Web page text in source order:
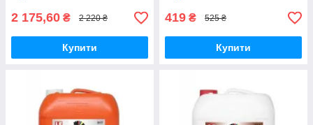
2 175,60 ₴ 2 220 ₴
Купити
419 ₴ 525 ₴
Купити